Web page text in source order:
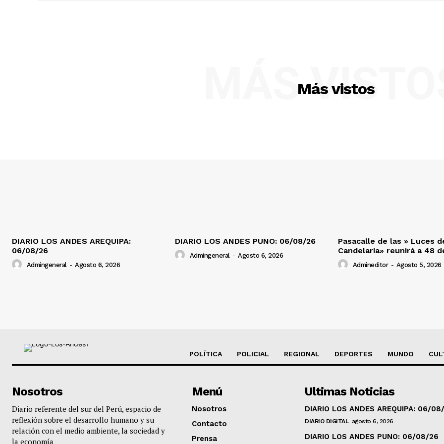
Más vistos
MÁS
DIARIO LOS ANDES AREQUIPA:
06/08/26
Admingeneral - Agosto 6, 2026
DIARIO LOS ANDES PUNO: 06/08/26
Admingeneral - Agosto 6, 2026
Pasacalle de las » Luces
Candelaria» reunirá a 48
Admineditor - Agosto 5, 2026
POLÍTICA POLICIAL REGIONAL DEPORTES MUNDO
Nosotros
Diario referente del sur del Perú, espacio de
reflexión sobre el desarrollo humano y su
relación con el medio ambiente, la sociedad y
la economía
Menú
Nosotros
Contacto
Prensa
Ultimas Noticias
DIARIO LOS ANDES AREQUIPA: 06/
DIARIO DIGITAL agosto 6, 2026
DIARIO LOS ANDES PUNO: 06/08/26